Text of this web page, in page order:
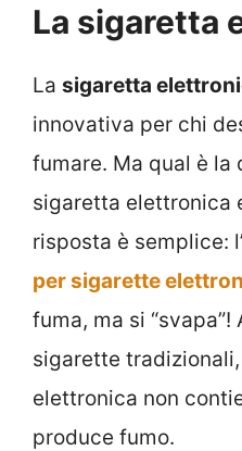
La sigaretta
La sigaretta
innovativa per chi
fumare. Ma qual è la
sigaretta elettronica
risposta è semplice:
per sigarette
fuma, ma si
sigarette
elettronica non
produce fumo.